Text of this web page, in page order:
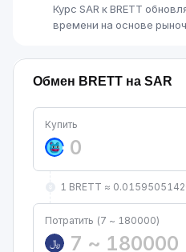
Курс SAR к BRETT
времени на основе
Обмен BRETT на SAR
Купить
1 BRETT ≈
Потратить (7 ~ 180000)
﷼